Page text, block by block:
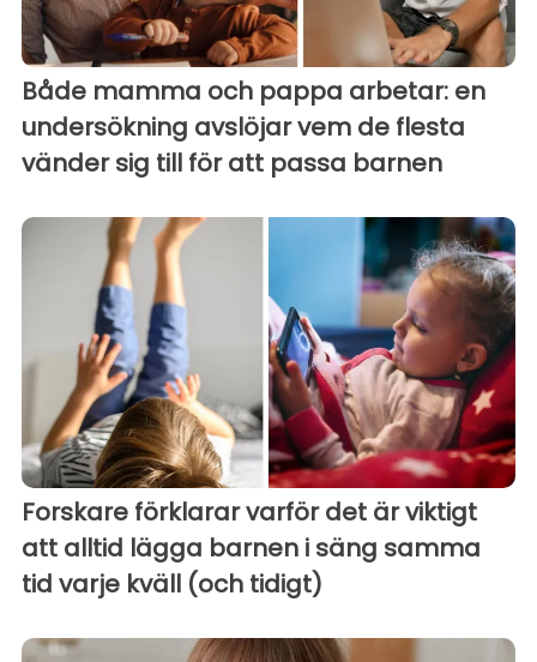
Både mamma och pappa arbetar: en
undersökning avslöjar vem de flesta
vänder sig till för att passa barnen
Forskare förklarar varför det är viktigt
att alltid lägga barnen i säng samma
tid varje kväll (och tidigt)